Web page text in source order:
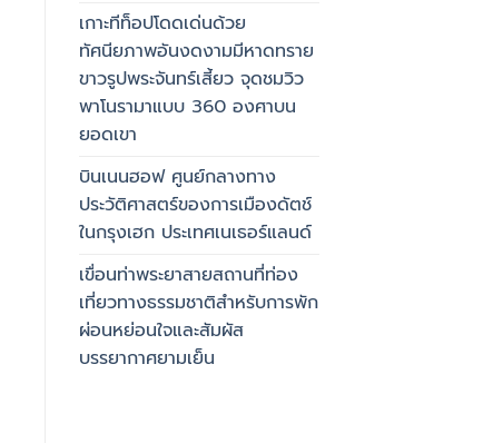
เกาะทีท็อปโดดเด่นด้วย
ทัศนียภาพอันงดงามมีหาดทราย
ขาวรูปพระจันทร์เสี้ยว จุดชมวิว
พาโนรามาแบบ 360 องศาบน
ยอดเขา
บินเนนฮอฟ ศูนย์กลางทาง
ประวัติศาสตร์ของการเมืองดัตช์
ในกรุงเฮก ประเทศเนเธอร์แลนด์
เขื่อนท่าพระยาสายสถานที่ท่อง
เที่ยวทางธรรมชาติสำหรับการพัก
ผ่อนหย่อนใจและสัมผัส
บรรยากาศยามเย็น